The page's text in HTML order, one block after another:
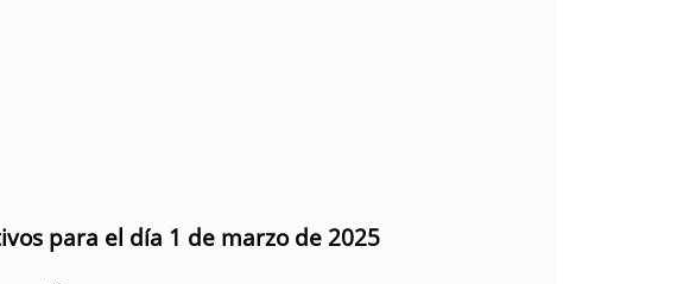
para el día 1 de marzo de 2025